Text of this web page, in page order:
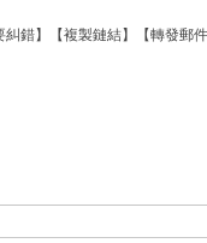
糾錯】【複製鏈結】【轉發郵件